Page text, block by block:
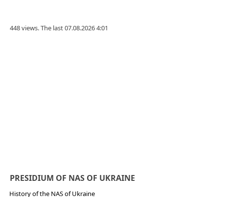
448 views. The last 07.08.2026 4:01
PRESIDIUM OF NAS OF UKRAINE
History of the NAS of Ukraine